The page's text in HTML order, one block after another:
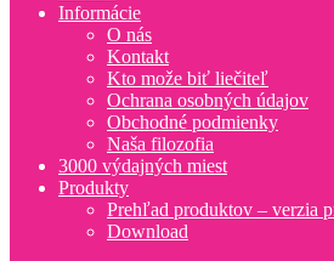
Informácie
O nás
Kontakt
Kto može biť liečiteľ
Ochrana osobných údajov
Obchodné podmienky
Naša filozofia
3000 výdajných miest
Produkty
Prehľad produktov – verzia
Download